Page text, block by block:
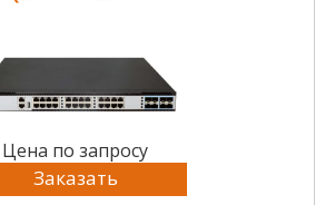
Цена по запросу
Заказать